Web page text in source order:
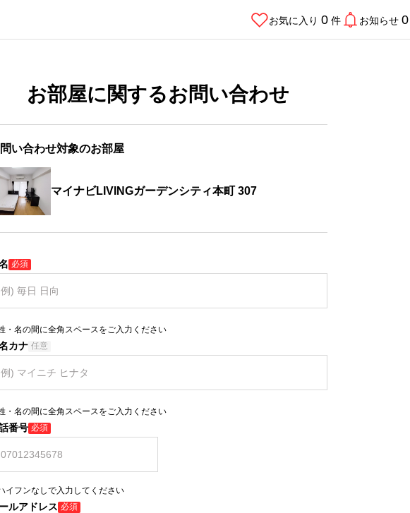
お気に入り 0 件 お知らせ 0
お部屋に関するお問い合わせ
い合わせ対象のお部屋
マイナビLIVINGガーデンシティ本町 307
必須
・名の間に全角スペースをご入力ください
カナ 任意
・名の間に全角スペースをご入力ください
番号 必須
イフンなしで入力してください
ルアドレス 必須